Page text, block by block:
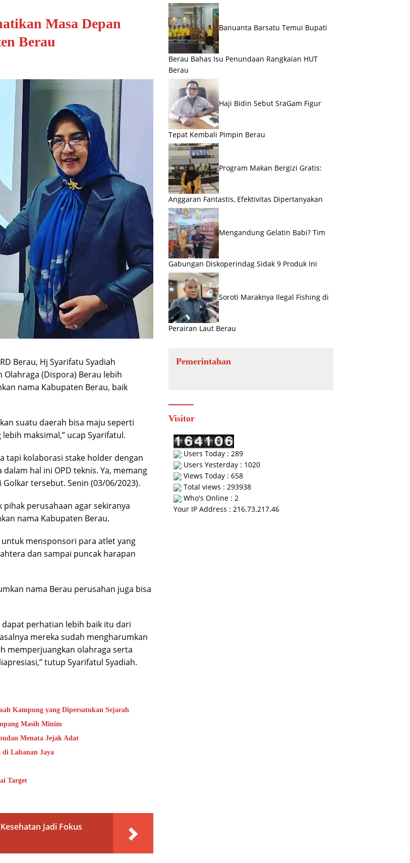
Masa Depan
Berau
Berau, Hj Syarifatu Syadiah
(Dispora) Berau lebih
nama Kabupaten Berau, baik
suatu daerah bisa maju seperti
maksimal,” ucap Syarifatul.
tapi kolaborasi stake holder dengan
hal ini OPD teknis. Ya, memang
tersebut. Senin (03/06/2023).
perusahaan agar sekiranya
nama Kabupaten Berau.
untuk mensponsori para atlet yang
dan sampai puncak harapan
nama Berau perusahan juga bisa
perhatian lebih baik itu dari
mereka sudah mengharumkan
memperjuangkan olahraga serta
tutup Syarifatul Syadiah.
Kampung yang Dipersatukan Sejarah
Masih Minim
Menata Jejak Adat
Labanan Jaya
Target
Jadi Fokus
Banuanta Barsatu Temui Bupati
Berau Bahas Isu Penundaan Rangkaian HUT
Berau
Haji Bidin Sebut SraGam Figur
Tepat Kembali Pimpin Berau
Program Makan Bergizi Gratis:
Anggaran Fantastis, Efektivitas Dipertanyakan
Mengandung Gelatin Babi? Tim
Gabungan Diskoperindag Sidak 9 Produk Ini
Soroti Maraknya Ilegal Fishing di
Perairan Laut Berau
Pemerintahan
Visitor
Users Today : 289
Users Yesterday : 1020
Views Today : 658
Total views : 293938
Who's Online : 2
Your IP Address : 216.73.217.46